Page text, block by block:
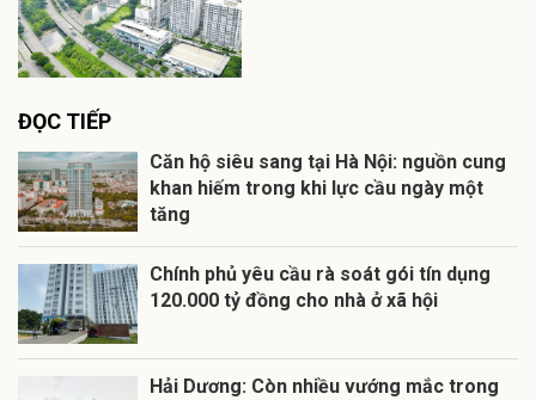
ĐỌC TIẾP
Căn hộ siêu sang tại Hà Nội: nguồn cung
khan hiếm trong khi lực cầu ngày một
tăng
Chính phủ yêu cầu rà soát gói tín dụng
120.000 tỷ đồng cho nhà ở xã hội
Hải Dương: Còn nhiều vướng mắc trong